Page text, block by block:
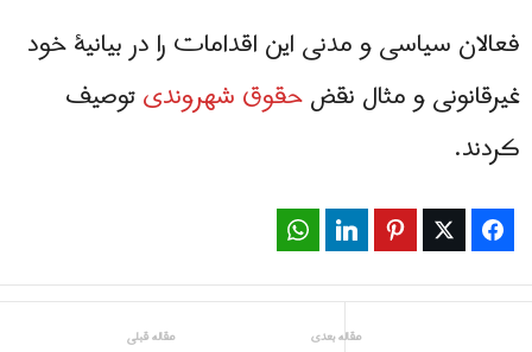
فعالان سیاسی و مدنی این اقدامات را در بیانیۀ خود
غیرقانونی و مثال نقضحقوق شهروندیتوصیف
کردند.
Facebook
Twitter
Pinterest
LinkedIn
مقاله قبلی مقاله بعدی